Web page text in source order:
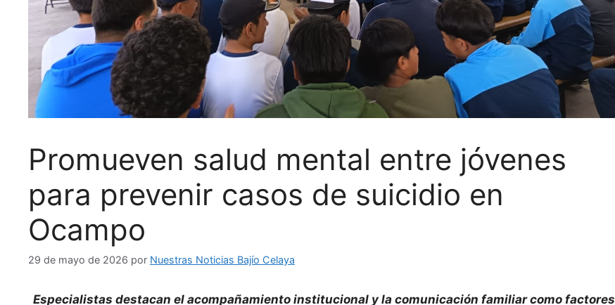
Promueven salud mental entre jóvenes
para prevenir casos de suicidio en
Ocampo
29 de mayo de 2026 por Nuestras Noticias Bajío Celaya
Especialistas destacan el acompañamiento institucional y la comunicación familiar como factores